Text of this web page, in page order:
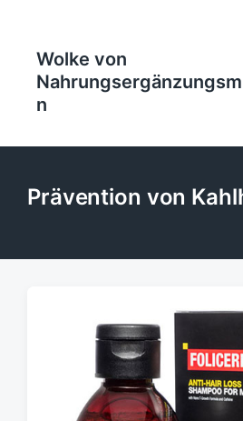
Wolke von
n
Prävention von